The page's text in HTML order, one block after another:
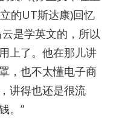
的UT斯达康)回忆
是学英文的，所以
上了。他在那儿讲
，也不太懂电子商
讲得也还是很流
。”